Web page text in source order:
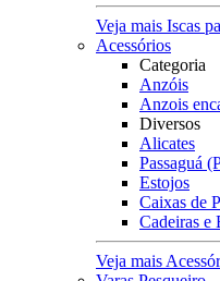
Veja mais Iscas
Acessórios
Categoria
Anzóis
Anzois
Diversos
Alicates
Passaguá
Estojos
Caixas de
Cadeiras e
Veja mais